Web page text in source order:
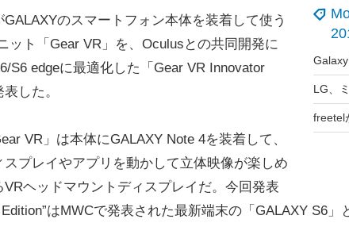
のスマートフォン本体を装着して使う
ット「Gear VR」を、Oculusとの共同開発に
S6 edgeに最適化した「Gear VR Innovator
した。
VR」は本体にGALAXY Note 4を装着して、
スプレイやアプリを動かして立体映像が楽しめ
VRヘッドマウントディスプレイだ。今回発表
はMWCで発表された最新端末の「GALAXY S6」